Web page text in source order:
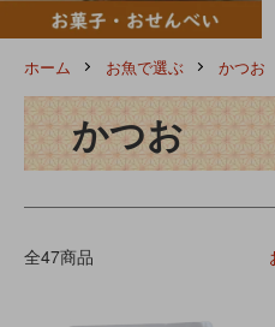
ホーム お魚で選ぶ かつお
かつお
全47商品